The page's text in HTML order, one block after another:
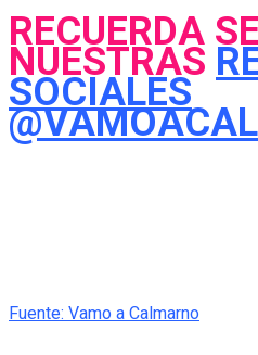
RECUERDA
NUESTRAS
SOCIALES
Fuente: Vamo a Calmarno